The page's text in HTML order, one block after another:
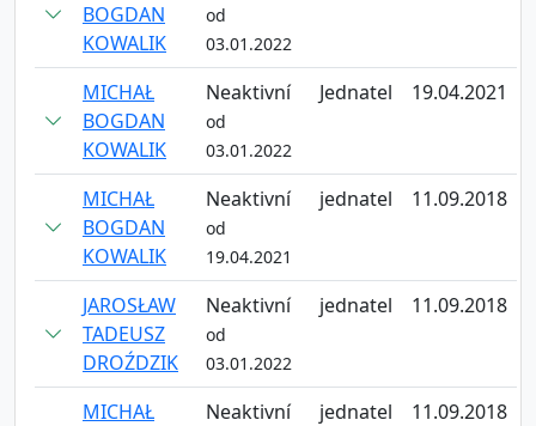
BOGDAN
KOWALIK
od
03.01.2022
MICHAŁ
BOGDAN
KOWALIK
Neaktivní
od
03.01.2022
Jednatel 19.04.2021
MICHAŁ
BOGDAN
KOWALIK
Neaktivní
od
19.04.2021
jednatel 11.09.2018
JAROSŁAW
TADEUSZ
DROŹDZIK
Neaktivní
od
03.01.2022
jednatel 11.09.2018
MICHAŁ
Neaktivní jednatel 11.09.2018